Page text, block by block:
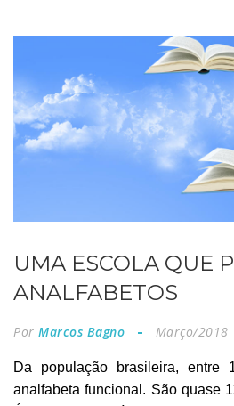
UMA ESCOLA QUE
ANALFABETOS
Por Marcos Bagno Março/2018
Da população brasileira,
analfabeta funcional. São quase